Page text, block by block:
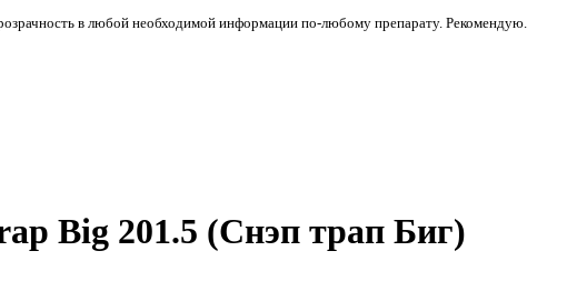
в любой необходимой информации по-любому препарату. Рекомендую.
Big 201.5 (Снэп трап Биг)